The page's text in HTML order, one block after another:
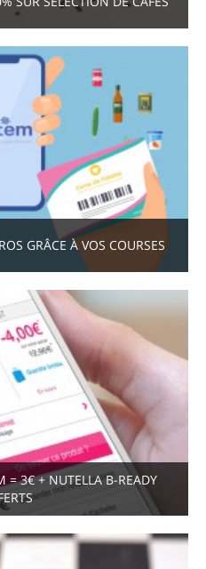
GRÂCE À VOS COURSES
= 3€ + NUTELLA B-READY